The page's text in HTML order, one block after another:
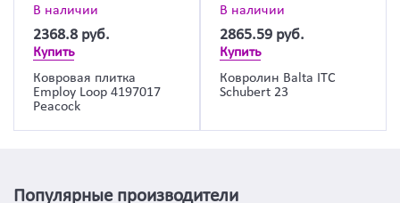
В наличии
2368.8 руб.
Купить
Ковровая плитка
Employ Loop 4197017
Peacock
В наличии
2865.59 руб.
Купить
Ковролин Balta ITC
Schubert 23
Популярные производители